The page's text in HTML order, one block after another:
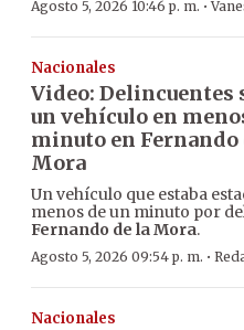
Agosto 5, 2026 10:46 p. m. ·
Nacionales
Video: Delincuentes
un vehículo en
minuto en Fernando
Mora
Un vehículo que estaba
menos de un minuto por
Fernando de la Mora.
Agosto 5, 2026 09:54 p. m. ·
Nacionales